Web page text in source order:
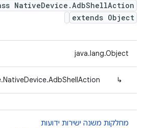
NativeDevice.AdbShellAction
extends Object
java.lang.Object
↳
מחלקות משנה ישירות ידועות